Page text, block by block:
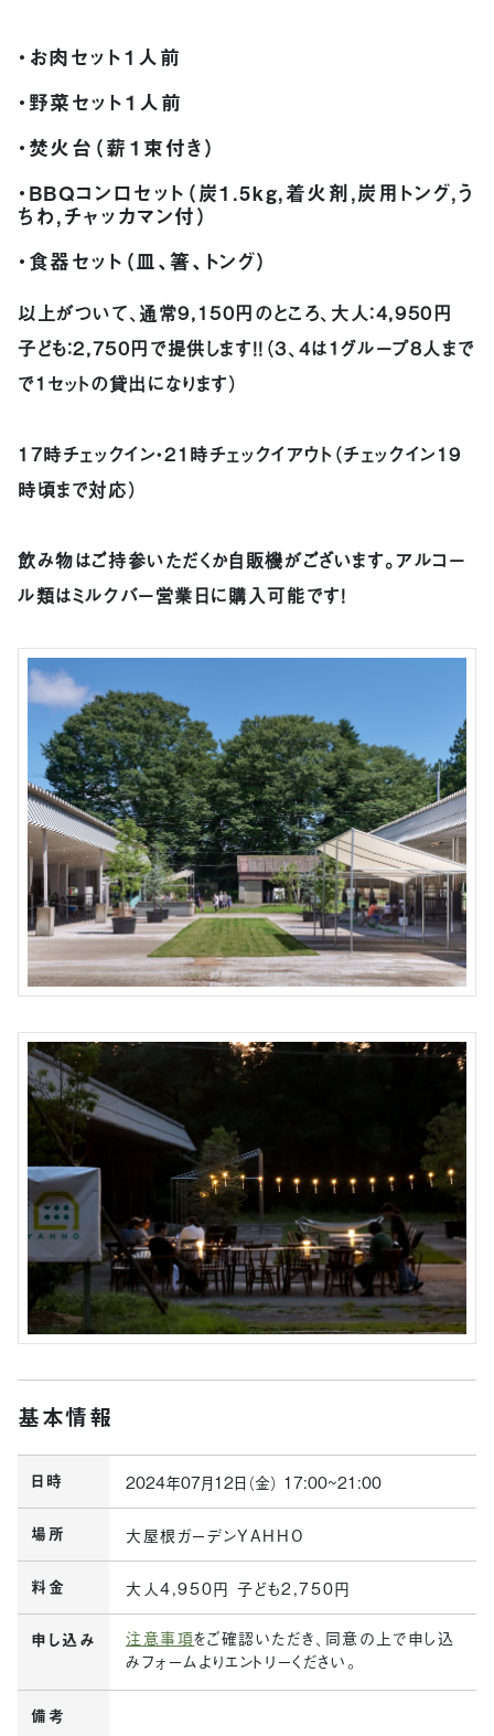
・お肉セット１人前
・野菜セット１人前
・焚火台（薪１束付き）
・BBQコンロセット（炭1.5kg,着火剤,炭用トング,う
ちわ,チャッカマン付）
・食器セット（皿、箸、トング）
以上がついて、通常9,150円のところ、大人：4,950円
子ども：2,750円で提供します！！（３、４は１グループ８人まで
で１セットの貸出になります）
17時チェックイン・21時チェックイアウト（チェックイン19
時頃まで対応）
飲み物はご持参いただくか自販機がございます。アルコー
ル類はミルクバー営業日に購入可能です！
基本情報
日時 2024年07月12日（金） 17:00~21:00
場所 大屋根ガーデンYAHHO
料金 大人4,950円 子ども2,750円
申し込み 注意事項をご確認いただき、同意の上で申し込
みフォームよりエントリーください。
備考